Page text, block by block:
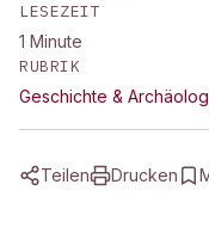
LESEZEIT
1 Minute
RUBRIK
Geschichte &
Teilen Drucken